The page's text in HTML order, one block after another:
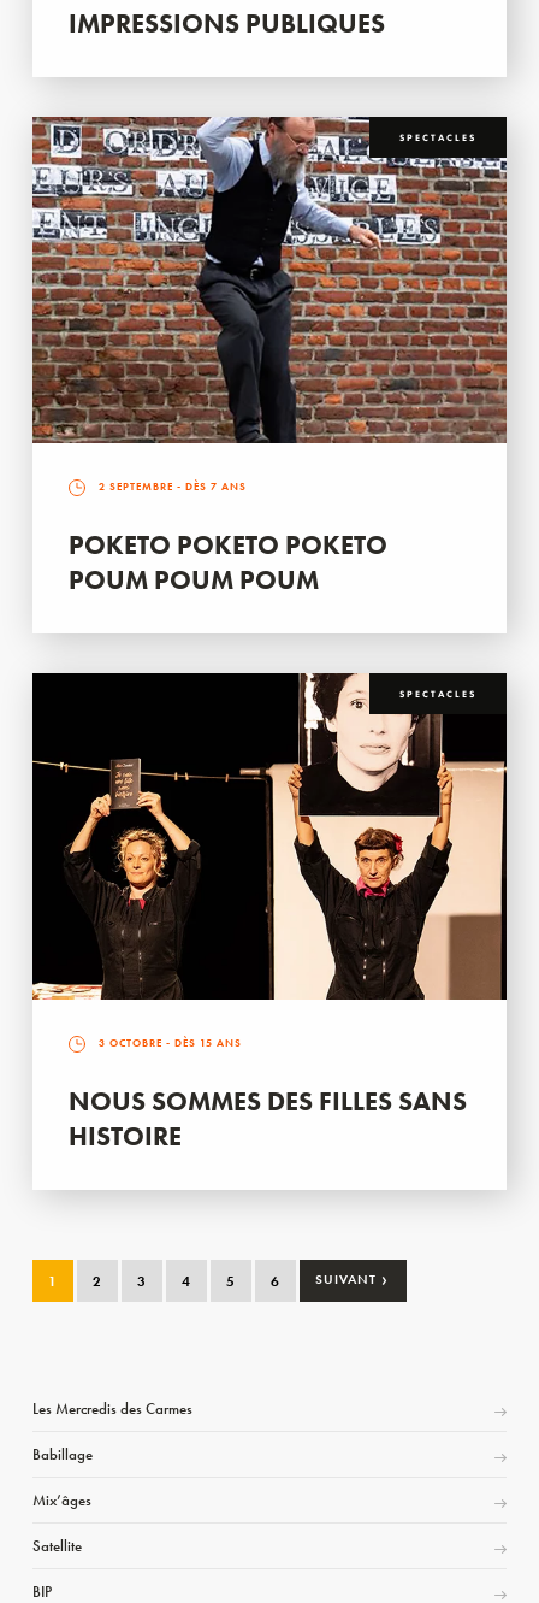
IMPRESSIONS PUBLIQUES
SPECTACLES
2 SEPTEMBRE - DÈS 7 ANS
POKETO POKETO POKETO
POUM POUM POUM
SPECTACLES
3 OCTOBRE - DÈS 15 ANS
NOUS SOMMES DES FILLES SANS
HISTOIRE
1 2 3 4 5 6 SUIVANT ›
Les Mercredis des Carmes
Babillage
Mix’âges
Satellite
BIP